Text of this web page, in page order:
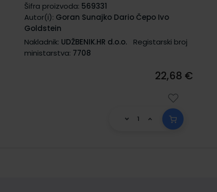
Šifra proizvoda: 569331
Autor(i): Goran Sunajko Dario Čepo Ivo
Goldstein
Nakladnik: UDŽBENIK.HR d.o.o.
Registarski broj
ministarstva: 7708
22,68 €